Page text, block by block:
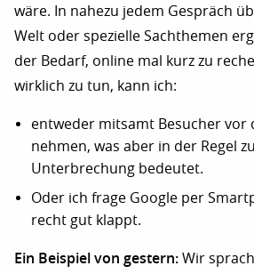
wäre. In nahezu jedem Gespräch
Welt oder spezielle Sachthemen
der Bedarf, online mal kurz zu
wirklich zu tun, kann ich:
entweder mitsamt Besucher vor
nehmen, was aber in der Regel
Unterbrechung bedeutet.
Oder ich frage Google per
recht gut klappt.
Ein Beispiel von gestern: Wir